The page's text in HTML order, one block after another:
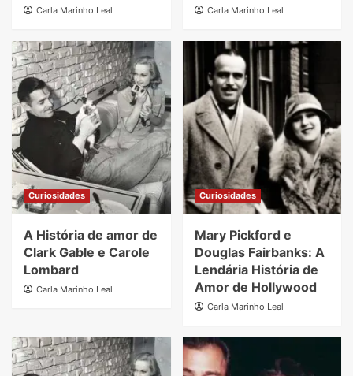
Carla Marinho Leal Carla Marinho Leal
Curiosidades
A História de amor de
Clark Gable e Carole
Lombard
Carla Marinho Leal
Curiosidades
Mary Pickford e
Douglas Fairbanks: A
Lendária História de
Amor de Hollywood
Carla Marinho Leal